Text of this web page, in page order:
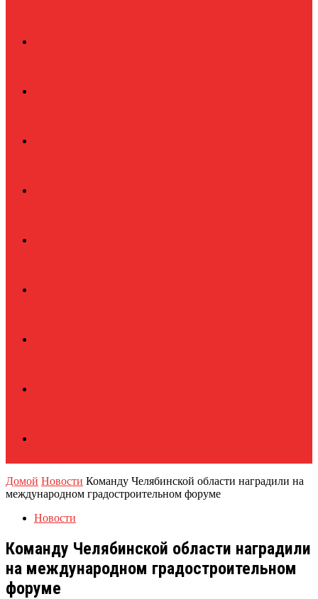
Домой Новости Команду Челябинской области наградили на
международном градостроительном форуме
Новости
Команду Челябинской области наградили
на международном градостроительном
форуме